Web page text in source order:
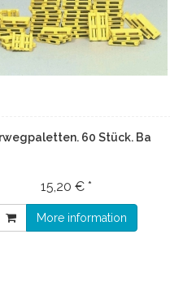
60 Stück. Ba
15,20 € *
More information